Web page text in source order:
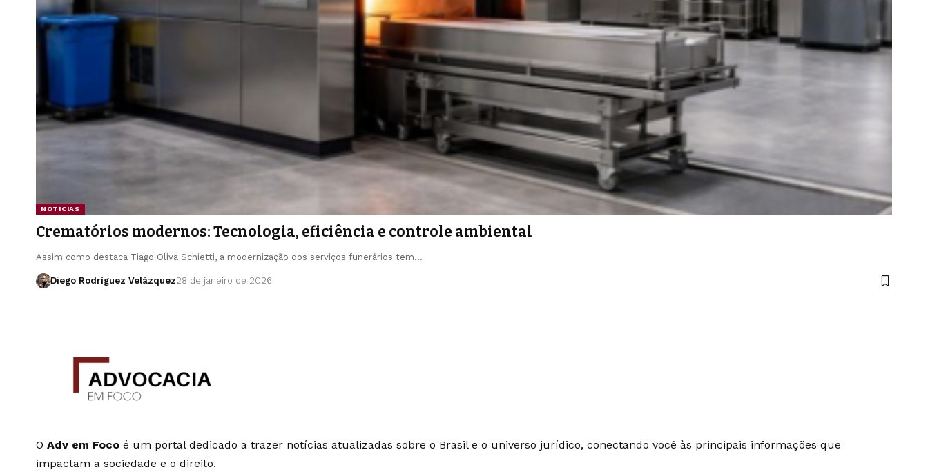
NOTÍCIAS
Crematórios modernos: Tecnologia, eficiência e controle ambiental
Assim como destaca Tiago Oliva Schietti, a modernização dos serviços funerários tem…
Diego Rodríguez Velázquez28 de janeiro de 2026
O Adv em Foco é um portal dedicado a trazer notícias atualizadas sobre o Brasil e o universo jurídico, conectando você às principais informações que
impactam a sociedade e o direito.